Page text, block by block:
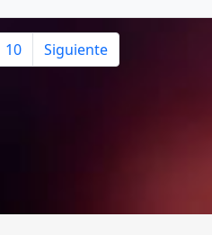
10 Siguiente